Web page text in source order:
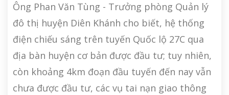
Ông Phan Văn Tùng - Trưởng phòng Quản lý
đô thị huyện Diên Khánh cho biết, hệ thống
điện chiếu sáng trên tuyến Quốc lộ 27C qua
địa bàn huyện cơ bản được đầu tư; tuy nhiên,
còn khoảng 4km đoạn đầu tuyến đến nay vẫn
chưa được đầu tư, các vụ tai nạn giao thông